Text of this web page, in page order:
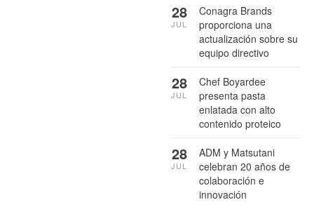
Conagra Brands
proporciona una
actualización sobre su
equipo directivo
28
JUL
Chef Boyardee
presenta pasta
enlatada con alto
contenido proteico
28
JUL
ADM y Matsutani
celebran 20 años de
colaboración e
innovación
28
JUL